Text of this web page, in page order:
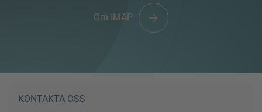
Om IMAP
KONTAKTA OSS